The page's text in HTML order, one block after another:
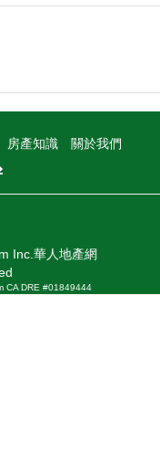
房產知識
關於我們
Inc.華人地產網
CA DRE #01849444